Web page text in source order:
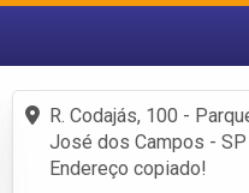
Fazer login
Criar conta
R. Codajás, 100 -
José dos Campos -
Endereço copiado!